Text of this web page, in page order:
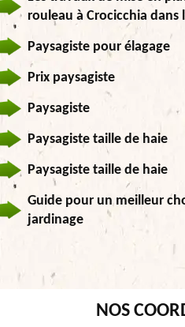
rouleau à Crocicchia dans
Paysagiste pour élagage
Prix paysagiste
Paysagiste
Paysagiste taille de haie
Paysagiste taille de haie
Guide pour un meilleur
jardinage
NOS